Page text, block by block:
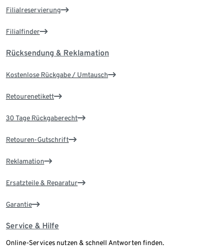
Filialreservierung
Filialfinder
Rücksendung & Reklamation
Kostenlose Rückgabe / Umtausch
Retourenetikett
30 Tage Rückgaberecht
Retouren-Gutschrift
Reklamation
Ersatzteile & Reparatur
Garantie
Service & Hilfe
Online-Services nutzen & schnell Antworten finden.